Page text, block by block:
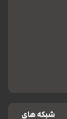
شبکه های